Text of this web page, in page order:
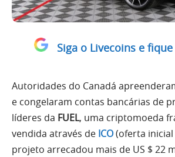
Siga o Livecoins e
Autoridades do Canadá
e congelaram contas bancárias de
líderes da FUEL, uma criptomoeda
vendida através de ICO(oferta inicial
projeto arrecadou mais de US $ 22